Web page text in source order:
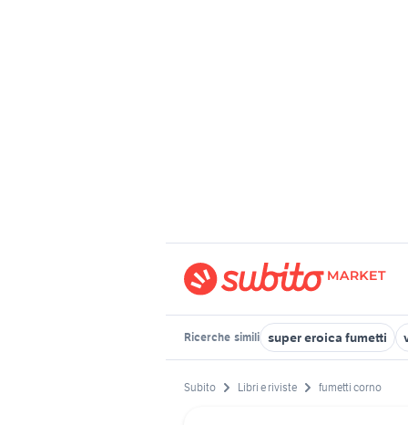
Ricerche simili super eroica fumetti
Subito Libri e riviste fumetti corno